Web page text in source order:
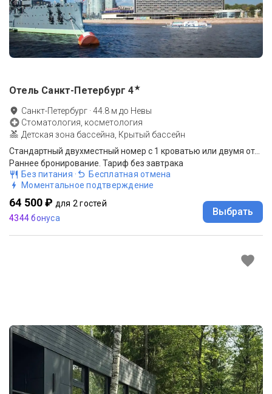
Отель Санкт-Петербург 4★
Санкт-Петербург ·44.8 м до Невы
Стоматология, косметология
Детская зона бассейна, Крытый бассейн
Стандартный двухместный номер с 1 кроватью или двумя отдельными кроватями и видом во двор
Раннее бронирование. Тариф без завтрака
Без питания ·
Бесплатная отмена
Моментальное подтверждение
64 500 ₽ для 2 гостей
4344 бонуса
Выбрать